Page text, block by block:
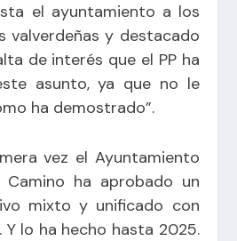
el ayuntamiento a los
valverdeñas y destacado
de interés que el PP ha
asunto, ya que no le
ha demostrado”.
vez el Ayuntamiento
Camino ha aprobado un
mixto y unificado con
lo ha hecho hasta 2025.